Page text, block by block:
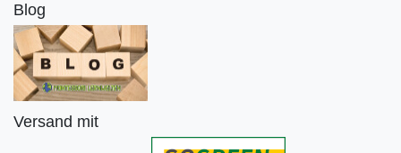
Blog
Versand mit